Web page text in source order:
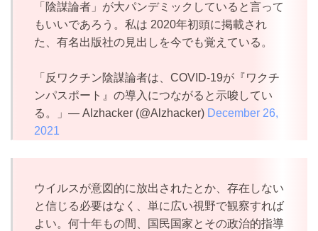
「陰謀論者」が大パンデミックしていると言って
もいいであろう。私は 2020年初頭に掲載され
た、有名出版社の見出しを今でも覚えている。
「反ワクチン陰謀論者は、COVID-19が『ワクチ
ンパスポート』の導入につながると示唆してい
る。」— Alzhacker (@Alzhacker) December 26,
2021
ウイルスが意図的に放出されたとか、存在しない
と信じる必要はなく、単に広い視野で観察すれば
よい。何十年もの間、国民国家とその政治的指導